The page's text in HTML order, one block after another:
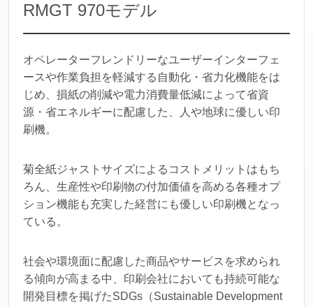
RMGT 970モデル
オペレーターフレンドリーなユーザーインターフェ
ースや作業負担を軽減する自動化・省力化機能をは
じめ、損紙の削減や電力消費量低減によって省資
源・省エネルギーに配慮した、人や地球に優しい印
刷機。
菊全紙ジャストサイズによるコストメリットはもち
ろん、生産性や印刷物の付加価値を高める各種オプ
ション機能も充実した経営にも優しい印刷機となっ
ている。
社会や環境面に配慮した商品やサービスを求められ
る傾向が高まる中、印刷会社においても持続可能な
開発目標を掲げたSDGs（Sustainable Development